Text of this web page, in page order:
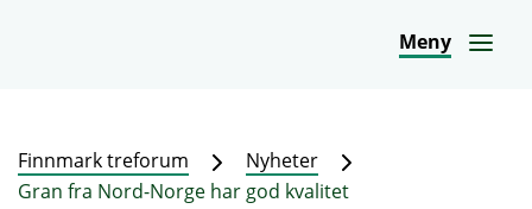
Meny
Finnmark treforum
Nyheter
Gran fra Nord-Norge har god kvalitet